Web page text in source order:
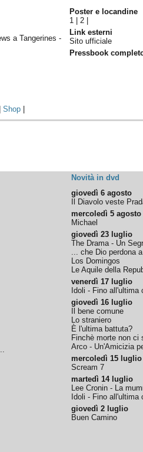
a Tangerines -
Poster e locandine
1 |2
Link esterni
Sito ufficiale
Pressbook
|Shop
Novità in dvd
giovedì 6 agosto
Il Diavolo veste
mercoledì 5 agosto
Michael
giovedì 23 luglio
The Drama - Un
... che Dio perdona
Los Domingos
Le Aquile della
venerdì 17 luglio
Idoli - Fino all'ultima
giovedì 16 luglio
Il bene comune
Lo straniero
È l'ultima battuta?
Finchè morte non ci
Arco - Un'Amicizia
mercoledì 15 luglio
Scream 7
martedì 14 luglio
Lee Cronin - La
Idoli - Fino all'ultima
giovedì 2 luglio
Buen Camino